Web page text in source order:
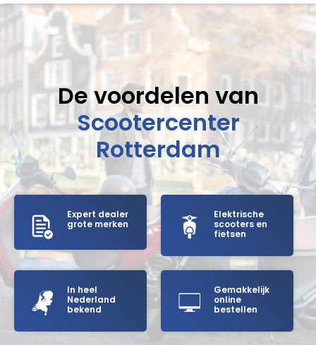
De voordelen van
Scootercenter
Rotterdam
Expert dealer
grote merken
Elektrische
scooters en
fietsen
In heel
Nederland
bekend
Gemakkelijk
online
bestellen